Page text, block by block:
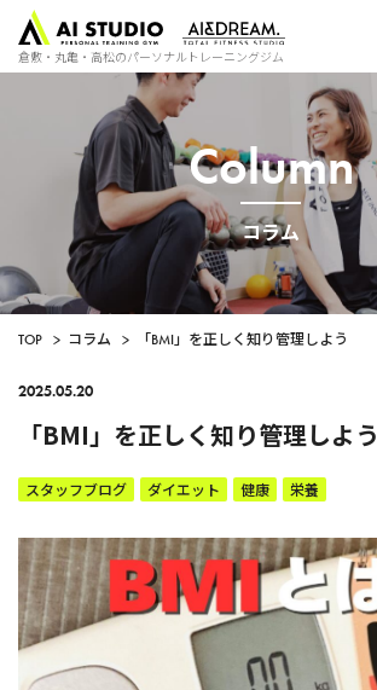
ッ
ペ
ー
ジ
倉敷・丸亀・高松のパーソナルトレーニングジム
Column
コラム
TOP > コラム > 「BMI」を正しく知り管理しよう
2025.05.20
「BMI」を正しく知り管理しよう
スタッフブログ ダイエット 健康 栄養